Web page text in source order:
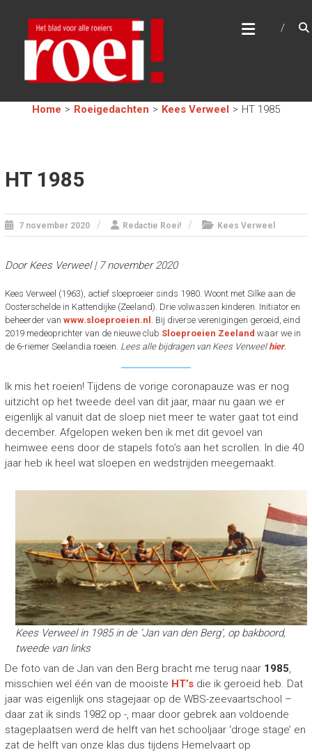
content
R
O
I
!
b
v
a
l
e
r
o
e
r
s
Home > Roeigedachten > Kees Verweel > HT 1985
HT 1985
7 november 2020 Redactie Roei! Kees Verweel
Door Kees Verweel | 7 november 2020
Kees Verweel (1963), actief sloeproeier sinds 1980. Woont met Silke aan de
Oosterschelde in Kattendijke (Zeeland). Drie volwassen kinderen. Initiator en
beheerder van www.sloeproeien.nl . Bij diverse verenigingen geroeid, eind
2019 medeoprichter van de nieuwe club Sloeproeien Zeeland waar we in
de 6-riemer Seelandia roeien. Lees alle bijdragen van Kees Verweelhier.
Ik mis het roeien! Tijdens de vorige coronapauze was er nog
uitzicht op het tweede deel van dit jaar, maar nu gaan we er
eigenlijk al vanuit dat de sloep niet meer te water gaat tot eind
december. Afgelopen weken ben ik met dit gevoel van
heimwee eens door de stapels foto’s aan het scrollen. In die 40
jaar heb ik heel wat sloepen en wedstrijden meegemaakt.
Kees Verweel in 1985 in de ‘Jan van den Berg’, op bakboord,
tweede van links
De foto van de Jan van den Berg bracht me terug naar 1985,
misschien wel één van de mooiste HT’sdie ik geroeid heb. Dat
jaar was eigenlijk ons stagejaar op de WBS-zeevaartschool –
daar zat ik sinds 1982 op -, maar door gebrek aan voldoende
stageplaatsen werd de helft van het schooljaar ‘droge stage’ en
zat de helft van onze klas dus tijdens Hemelvaart op